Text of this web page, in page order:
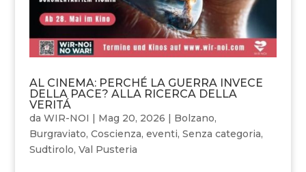
AL CINEMA: PERCHÉ LA GUERRA INVECE
DELLA PACE? ALLA RICERCA DELLA
VERITÁ
da WIR-NOI | Mag 20, 2026 | Bolzano,
Burgraviato, Coscienza, eventi, Senza categoria,
Sudtirolo, Val Pusteria